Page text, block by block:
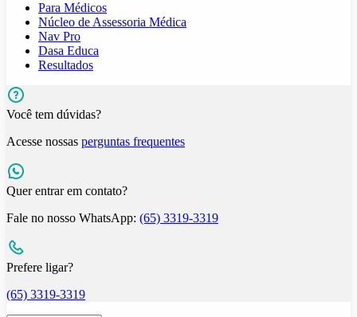
Para Médicos
Núcleo de Assessoria Médica
Nav Pro
Dasa Educa
Resultados
Você tem dúvidas?
Acesse nossas perguntas frequentes
Quer entrar em contato?
Fale no nosso WhatsApp: (65) 3319-3319
Prefere ligar?
(65) 3319-3319